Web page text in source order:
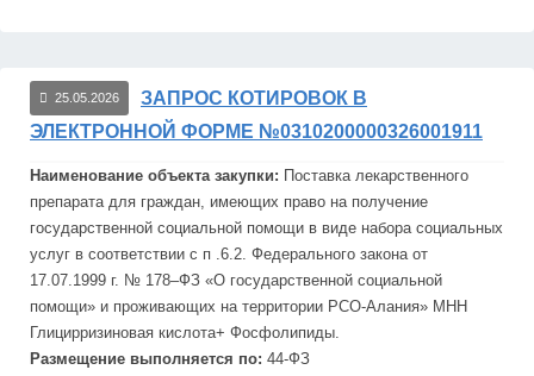
25.05.2026
ЗАПРОС КОТИРОВОК В
ЭЛЕКТРОННОЙ ФОРМЕ №0310200000326001911
Наименование объекта закупки: Поставка лекарственного
препарата для граждан, имеющих право на получение
государственной социальной помощи в виде набора социальных
услуг в соответствии с п .6.2. Федерального закона от
17.07.1999 г. № 178–ФЗ «О государственной социальной
помощи» и проживающих на территории РСО-Алания» МНН
Глицирризиновая кислота+ Фосфолипиды.
Размещение выполняется по: 44-ФЗ